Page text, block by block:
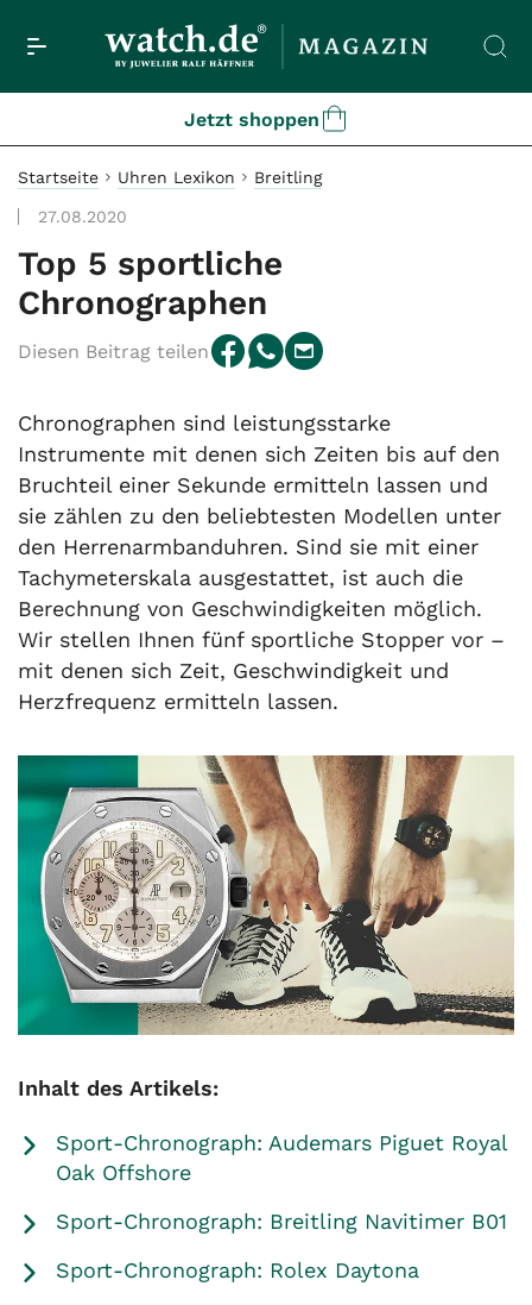
Jetzt shoppen
Startseite Uhren Lexikon Breitling
27.08.2020
Top 5 sportliche
Chronographen
Diesen Beitrag teilen
Chronographen sind leistungsstarke
Instrumente mit denen sich Zeiten bis auf den
Bruchteil einer Sekunde ermitteln lassen und
sie zählen zu den beliebtesten Modellen unter
den Herrenarmbanduhren. Sind sie mit einer
Tachymeterskala ausgestattet, ist auch die
Berechnung von Geschwindigkeiten möglich.
Wir stellen Ihnen fünf sportliche Stopper vor –
mit denen sich Zeit, Geschwindigkeit und
Herzfrequenz ermitteln lassen.
Inhalt des Artikels:
Sport-Chronograph: Audemars Piguet Royal
Oak Offshore
Sport-Chronograph: Breitling Navitimer B01
Sport-Chronograph: Rolex Daytona